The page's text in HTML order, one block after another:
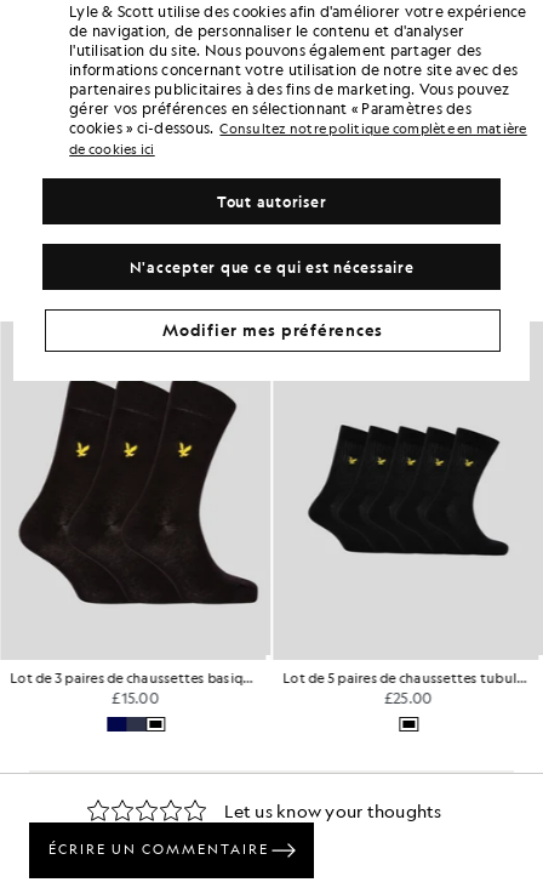
Gagnez le double de points ! Cumulez des
points «138» grâce à cet achat.
6 points = 1,00 £GB
S'INSCRIRE
DÉTAILS DU PRODUIT
ADAPTATION DU PRODUIT
COMPOSITION ET ENTRETIEN
Adoptez ce look
pour rehausser votre garde-robe.
Lot de 3 paires de chaussettes basiques avec broderie d'aigle
£15.00
Lot de 5 paires de chaussettes tubulaires
£25.00
Lyle & Scott utilise des cookies afin d'améliorer votre expérience
de navigation, de personnaliser le contenu et d'analyser
l'utilisation du site. Nous pouvons également partager des
informations concernant votre utilisation de notre site avec des
partenaires publicitaires à des fins de marketing. Vous pouvez
gérer vos préférences en sélectionnant « Paramètres des
cookies » ci-dessous. Consultez notre politique complète en matière
de cookies ici
N'accepter que ce qui est nécessaire
Tout autoriser
Modifier mes préférences